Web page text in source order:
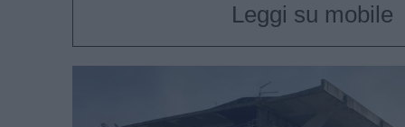
Leggi su mobile